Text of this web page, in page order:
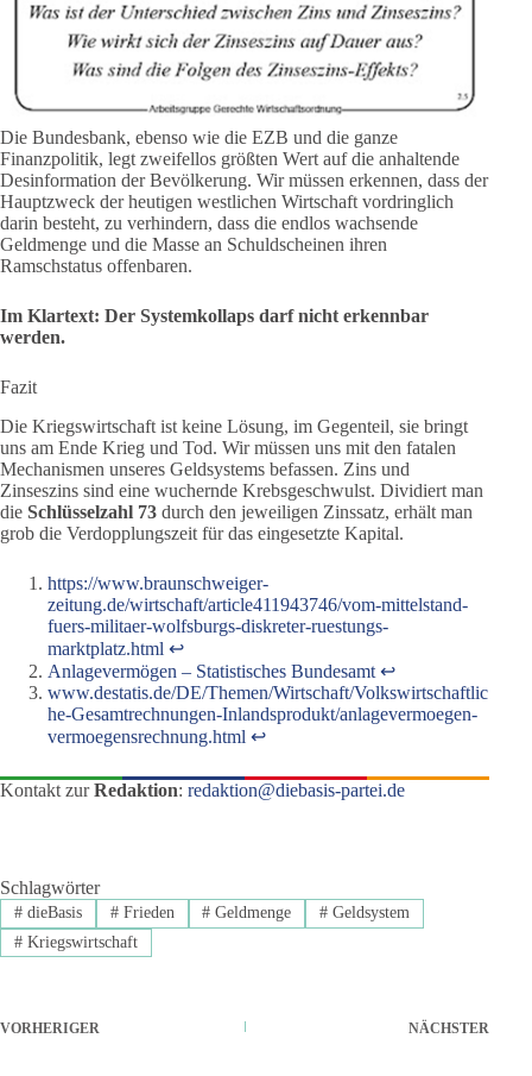
Die Bundesbank, ebenso wie die EZB und die ganze
Finanzpolitik, legt zweifellos größten Wert auf die anhaltende
Desinformation der Bevölkerung. Wir müssen erkennen, dass der
Hauptzweck der heutigen westlichen Wirtschaft vordringlich
darin besteht, zu verhindern, dass die endlos wachsende
Geldmenge und die Masse an Schuldscheinen ihren
Ramschstatus offenbaren.
Im Klartext: Der Systemkollaps darf nicht erkennbar
werden.
Fazit
Die Kriegswirtschaft ist keine Lösung, im Gegenteil, sie bringt
uns am Ende Krieg und Tod. Wir müssen uns mit den fatalen
Mechanismen unseres Geldsystems befassen. Zins und
Zinseszins sind eine wuchernde Krebsgeschwulst. Dividiert man
die Schlüsselzahl 73 durch den jeweiligen Zinssatz, erhält man
grob die Verdopplungszeit für das eingesetzte Kapital.
https://www.braunschweiger-
zeitung.de/wirtschaft/article411943746/vom-mittelstand-
fuers-militaer-wolfsburgs-diskreter-ruestungs-
marktplatz.html ↩︎
Anlagevermögen – Statistisches Bundesamt ↩︎
www.destatis.de/DE/Themen/Wirtschaft/Volkswirtschaftlic
he-Gesamtrechnungen-Inlandsprodukt/anlagevermoegen-
vermoegensrechnung.html ↩︎
Kontakt zurRedaktion: redaktion@diebasis-partei.de
Schlagwörter
#dieBasis #Frieden # Geldmenge # Geldsystem
#Kriegswirtschaft
VORHERIGER NÄCHSTER